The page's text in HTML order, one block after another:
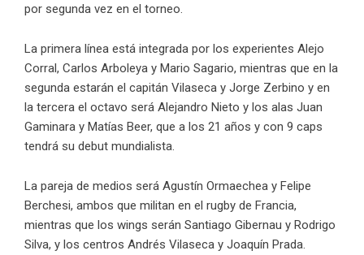
por segunda vez en el torneo.
La primera línea está integrada por los experientes Alejo
Corral, Carlos Arboleya y Mario Sagario, mientras que en la
segunda estarán el capitán Vilaseca y Jorge Zerbino y en
la tercera el octavo será Alejandro Nieto y los alas Juan
Gaminara y Matías Beer, que a los 21 años y con 9 caps
tendrá su debut mundialista.
La pareja de medios será Agustín Ormaechea y Felipe
Berchesi, ambos que militan en el rugby de Francia,
mientras que los wings serán Santiago Gibernau y Rodrigo
Silva, y los centros Andrés Vilaseca y Joaquín Prada.